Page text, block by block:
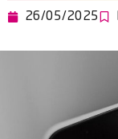
26/05/2025